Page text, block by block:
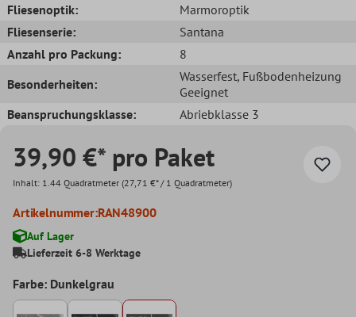
Fliesenoptik:
Marmoroptik
Fliesenserie:
Santana
Anzahl pro Packung:
8
Besonderheiten:
Wasserfest, Fußbodenheizung
Geeignet
Beanspruchungsklasse:
Abriebklasse 3
39,90 €* pro Paket
Inhalt: 1.44 Quadratmeter (27,71 €* / 1 Quadratmeter)
Artikelnummer:RAN48900
Auf Lager
Lieferzeit 6-8 Werktage
Farbe: Dunkelgrau